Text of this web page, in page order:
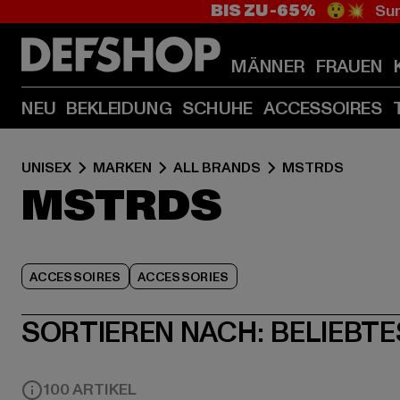
BIS ZU -65% 😲💥
MÄNNER FRAUEN
NEU BEKLEIDUNG SCHUHE ACCESSOIRES
UNISEX MARKEN ALL BRANDS MSTRDS
MSTRDS
ACCESSOIRES ACCESSORIES
SORTIEREN NACH:
100 ARTIKEL